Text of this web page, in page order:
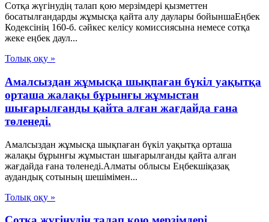
Сотқа жүгінудің талап қою мерзімдері қызметтен
босатылғандарды жұмысқа қайта алу даулары бойыншаЕңбек
Кодексінің 160-б. сәйкес келісу комиссиясына немесе сотқа
жеке еңбек даул...
Толық оқу »
Амалсыздан жұмысқа шықпаған бүкіл уақытқа
орташа жалақы бұрынғы жұмыстан
шығарылғанды қайта алған жағдайда ғана
төленеді.
Амалсыздан жұмысқа шықпаған бүкіл уақытқа орташа
жалақы бұрынғы жұмыстан шығарылғанды қайта алған
жағдайда ғана төленеді.Алматы облысы Еңбекшіқазақ
аудандық сотының шешімімен...
Толық оқу »